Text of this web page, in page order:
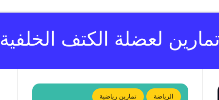
لعضلة الكتف الخلفية
الرياضة تمارين رياضية